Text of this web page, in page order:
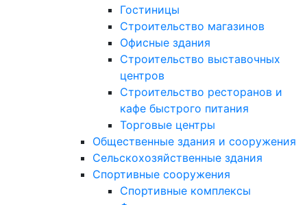
Гостиницы
Строительство магазинов
Офисные здания
Строительство выставочных
центров
Строительство ресторанов и
кафе быстрого питания
Торговые центры
Общественные здания и сооружения
Сельскохозяйственные здания
Спортивные сооружения
Спортивные комплексы